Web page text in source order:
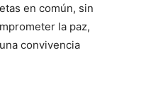
en común, sin
la paz,
convivencia